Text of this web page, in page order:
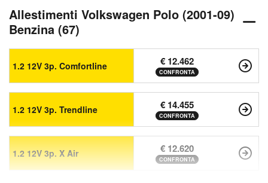
Allestimenti Volkswagen Polo (2001-09)
Benzina (67)
1.2 12V 3p. Comfortline € 12.462
CONFRONTA
1.2 12V 3p. Trendline € 14.455
CONFRONTA
1.2 12V 3p. X Air € 12.620
CONFRONTA